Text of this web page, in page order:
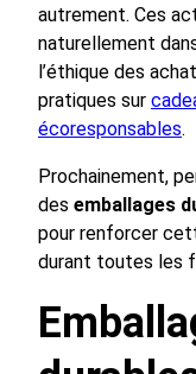
autrement. Ces
naturellement
l’éthique des
pratiques sur
écoresponsables.
Prochainement,
des emballages
pour renforcer
durant toutes les